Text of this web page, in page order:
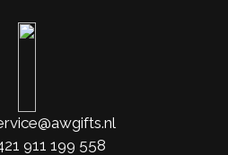
911 199 558